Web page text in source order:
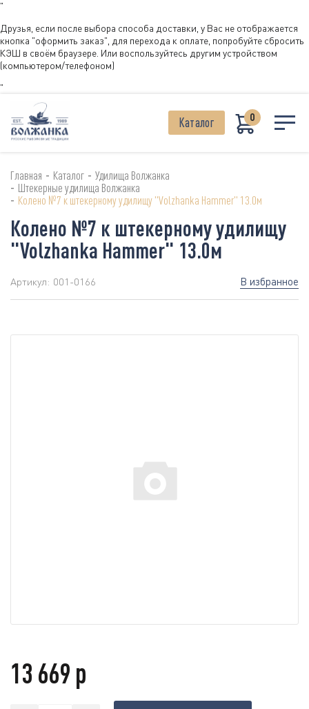
"
Друзья, если после выбора способа доставки, у Вас не отображается
кнопка "оформить заказ", для перехода к оплате, попробуйте сбросить
КЭШ в своём браузере. Или воспользуйтесь другим устройством
(компьютером/телефоном)
"
Каталог 0
Главная - Каталог - Удилища Волжанка
- Штекерные удилища Волжанка
- Колено №7 к штекерному удилищу "Volzhanka Hammer" 13.0м
Колено №7 к штекерному удилищу
"Volzhanka Hammer" 13.0м
Артикул: 001-0166 В избранное
13 669 р